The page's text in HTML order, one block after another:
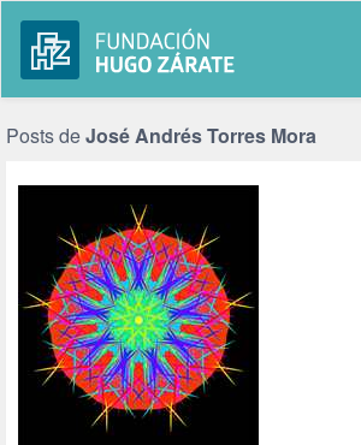
Posts deJosé Andrés Torres Mora